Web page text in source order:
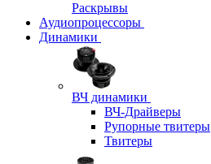
Раскрывы
Аудиопроцессоры
Динамики
ВЧ динамики
ВЧ-Драйверы
Рупорные твитеры
Твитеры